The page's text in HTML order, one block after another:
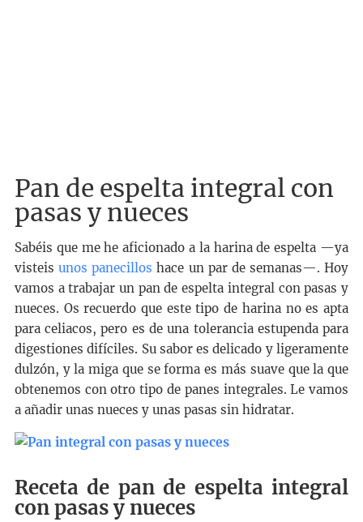
Pan de espelta integral con
pasas y nueces
Sabéis que me he aficionado a la harina de espelta —ya
visteisunos panecillos hace un par de semanas—. Hoy
vamos a trabajar un pan de espelta integral con pasas y
nueces. Os recuerdo que este tipo de harina no es apta
para celiacos, pero es de una tolerancia estupenda para
digestiones difíciles. Su sabor es delicado y ligeramente
dulzón, y la miga que se forma es más suave que la que
obtenemos con otro tipo de panes integrales. Le vamos
a añadir unas nueces y unas pasas sin hidratar.
Receta de pan de espelta integral
con pasas y nueces